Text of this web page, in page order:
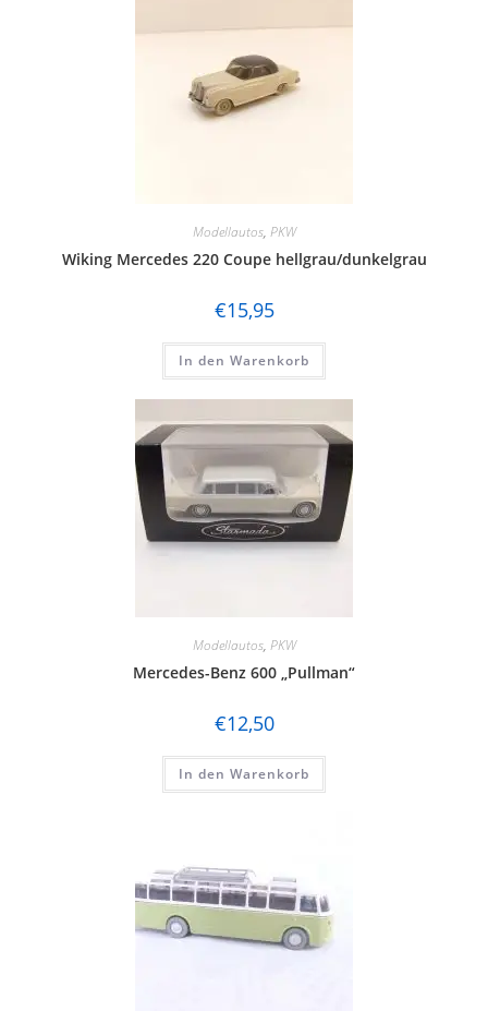
Modellautos, PKW
Wiking Mercedes 220 Coupe hellgrau/dunkelgrau
€15,95
In den Warenkorb
Modellautos, PKW
Mercedes-Benz 600 „Pullman“
€12,50
In den Warenkorb